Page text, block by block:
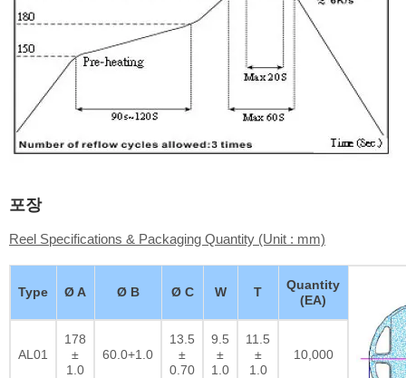
포장
Reel Specifications & Packaging Quantity (Unit : mm)
Type Ø A Ø B Ø C W T
Quantity
(EA)
AL01
178
±
1.0
60.0+1.0
13.5
±
0.70
9.5
±
1.0
11.5
±
1.0
10,000